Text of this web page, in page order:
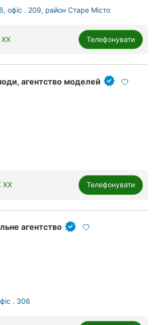
офіс . 209, район Старе Місто
XX Телефонувати
агентство моделей
XX Телефонувати
агентство
. 306